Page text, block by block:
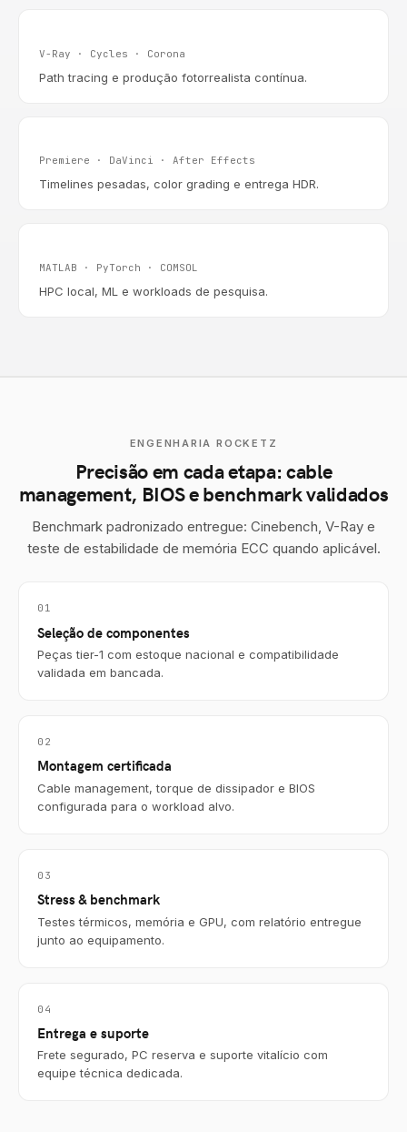
V-Ray · Cycles · Corona
Path tracing e produção fotorrealista contínua.
Premiere · DaVinci · After Effects
Timelines pesadas, color grading e entrega HDR.
MATLAB · PyTorch · COMSOL
HPC local, ML e workloads de pesquisa.
ENGENHARIA ROCKETZ
Precisão em cada etapa: cable
management, BIOS e benchmark validados
Benchmark padronizado entregue: Cinebench, V-Ray e
teste de estabilidade de memória ECC quando aplicável.
01
Seleção de componentes
Peças tier-1 com estoque nacional e compatibilidade
validada em bancada.
02
Montagem certificada
Cable management, torque de dissipador e BIOS
configurada para o workload alvo.
03
Stress & benchmark
Testes térmicos, memória e GPU, com relatório entregue
junto ao equipamento.
04
Entrega e suporte
Frete segurado, PC reserva e suporte vitalício com
equipe técnica dedicada.